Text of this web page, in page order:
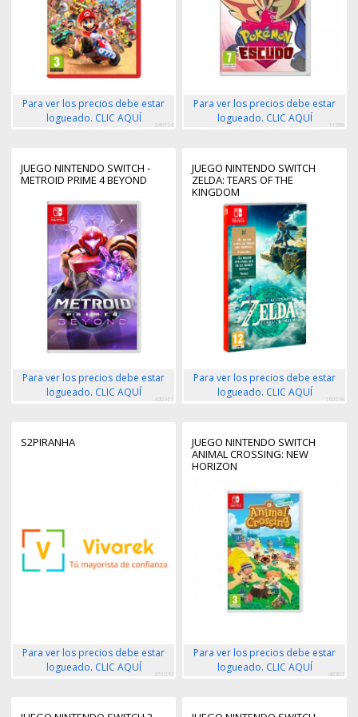
Para ver los precios debe estar
logueado. CLIC AQUÍ
346124
Para ver los precios debe estar
logueado. CLIC AQUÍ
11299
JUEGO NINTENDO SWITCH -
METROID PRIME 4 BEYOND
Para ver los precios debe estar
logueado. CLIC AQUÍ
420361
JUEGO NINTENDO SWITCH
ZELDA: TEARS OF THE
KINGDOM
Para ver los precios debe estar
logueado. CLIC AQUÍ
160518
S2PIRANHA
Para ver los precios debe estar
logueado. CLIC AQUÍ
351270
JUEGO NINTENDO SWITCH
ANIMAL CROSSING: NEW
HORIZON
Para ver los precios debe estar
logueado. CLIC AQUÍ
48307